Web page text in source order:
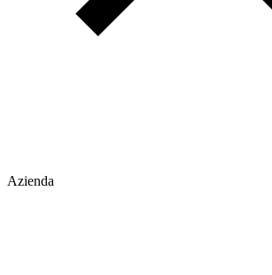
Azienda